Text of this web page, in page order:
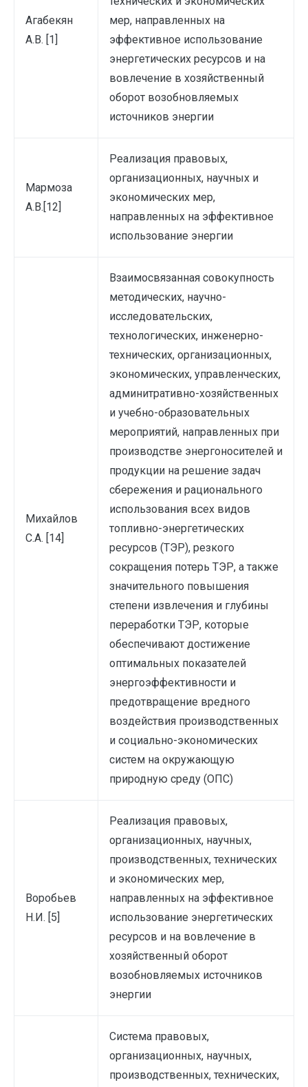
Агабекян
А.В. [1]
мер, направленных на
эффективное использование
энергетических ресурсов и на
вовлечение в хозяйственный
оборот возобновляемых
источников энергии
Мармоза
А.В.[12]
Реализация правовых,
организационных, научных и
экономических мер,
направленных на эффективное
использование энергии
Михайлов
С.А. [14]
Взаимосвязанная совокупность
методических, научно-
исследовательских,
технологических, инженерно-
технических, организационных,
экономических, управленческих,
админитративно-хозяйственных
и учебно-образовательных
мероприятий, направленных при
производстве энергоносителей и
продукции на решение задач
сбережения и рационального
использования всех видов
топливно-энергетических
ресурсов (ТЭР), резкого
сокращения потерь ТЭР, а также
значительного повышения
степени извлечения и глубины
переработки ТЭР, которые
обеспечивают достижение
оптимальных показателей
энергоэффективности и
предотвращение вредного
воздействия производственных
и социально-экономических
систем на окружающую
природную среду (ОПС)
Воробьев
Н.И. [5]
Реализация правовых,
организационных, научных,
производственных, технических
и экономических мер,
направленных на эффективное
использование энергетических
ресурсов и на вовлечение в
хозяйственный оборот
возобновляемых источников
энергии
Система правовых,
организационных, научных,
производственных, технических,